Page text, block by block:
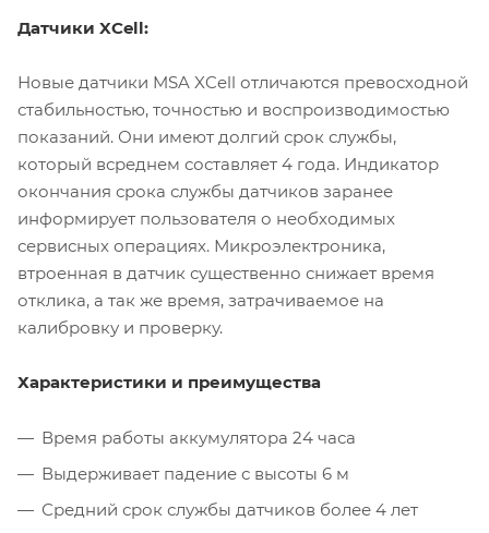
Датчики XCell:
Новые датчики MSA XCell отличаются превосходной
стабильностью, точностью и воспроизводимостью
показаний. Они имеют долгий срок службы,
который всреднем составляет 4 года. Индикатор
окончания срока службы датчиков заранее
информирует пользователя о необходимых
сервисных операциях. Микроэлектроника,
втроенная в датчик существенно снижает время
отклика, а так же время, затрачиваемое на
калибровку и проверку.
Характеристики и преимущества
Время работы аккумулятора 24 часа
Выдерживает падение с высоты 6 м
Средний срок службы датчиков более 4 лет